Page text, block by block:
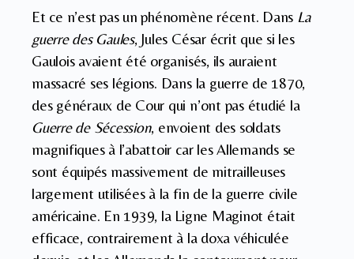
Et ce n’est pas un phénomène récent. Dans La
guerre des Gaules, Jules César écrit que si les
Gaulois avaient été organisés, ils auraient
massacré ses légions. Dans la guerre de 1870,
des généraux de Cour qui n’ont pas étudié la
Guerre de Sécession, envoient des soldats
magnifiques à l’abattoir car les Allemands se
sont équipés massivement de mitrailleuses
largement utilisées à la fin de la guerre civile
américaine. En 1939, la Ligne Maginot était
efficace, contrairement à la doxa véhiculée